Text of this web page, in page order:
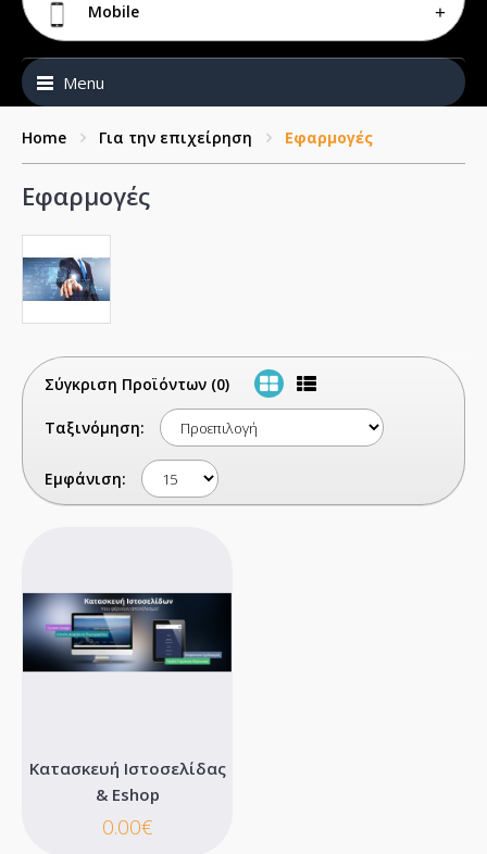
Mobile
Menu
Home Για την επιχείρηση Εφαρμογές
Εφαρμογές
Σύγκριση Προϊόντων (0)
Ταξινόμηση:
Εμφάνιση:
Κατασκευή Ιστοσελίδας & Eshop
Κατασκευή Ιστοσελίδας
& Eshop
0.00€